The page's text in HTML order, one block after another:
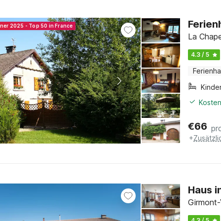
2025 - Top 50 in France
La
4.3 / 5
€66
+
Haus